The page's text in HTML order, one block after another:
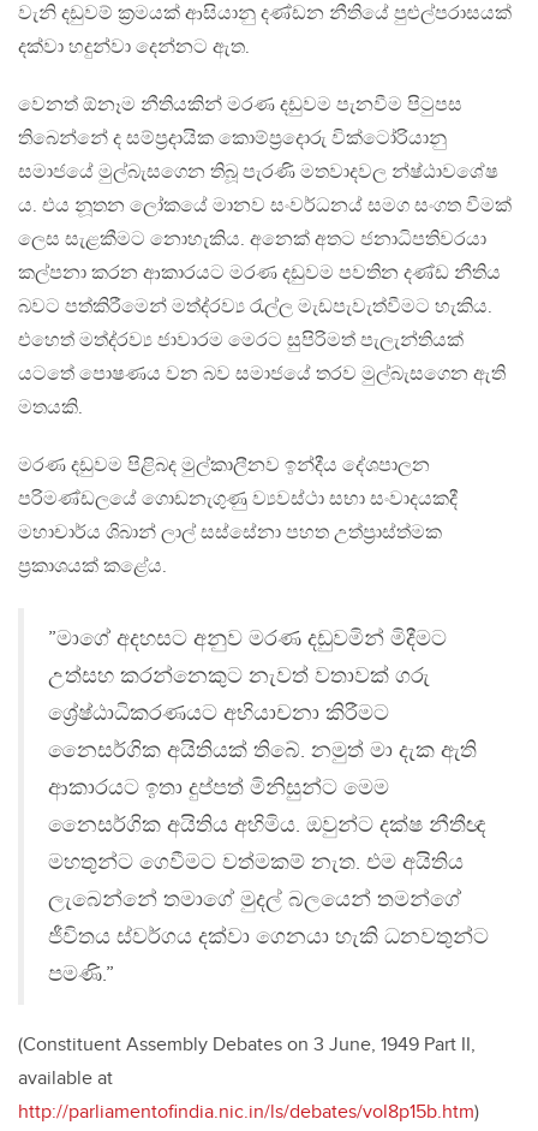
වැනි දඩුවම් ක‍්‍රමයක් ආසියානු දණ්ඩන නීතියේ පුළුල්පරාසයක්
දක්වා හදුන්වා දෙන්නට ඇත.
වෙනත් ඕනෑම නීතියකින් මරණ දඩුවම පැනවීම පිටුපස
තිබෙන්නේ ද සම්ප‍්‍රදායික කොම්ප‍්‍රදොරු වික්ටෝරියානු
සමාජයේ මුල්බැසගෙන තිබූ පැරණි මතවාදවල න්ෂ්ඨාවශේෂ
ය. එය නූතන ලෝකයේ මානව සංවර්ධනය් සමග සංගත වීමක්
ලෙස සැළකීමට නොහැකිය. අනෙක් අතට ජනාධිපතිවරයා
කල්පනා කරන ආකාරයට මරණ දඩුවම පවතින දණ්ඩ නීතිය
බවට පත්කිරීමෙන් මත්ද‍්‍රව්‍ය රැල්ල මැඩපැවැත්වීමට හැකිය.
එහෙත් මත්ද‍්‍රව්‍ය ජාවාරම මෙරට සුපිරිමත් පැලැන්තියක්
යටතේ පොෂණය වන බව සමාජයේ තරව මුල්බැසගෙන ඇති
මතයකි.
මරණ දඩුවම පිළිබද මුල්කාලීනව ඉන්දීය දේශපාලන
පරිමණ්ඩලයේ ගොඩනැගුණු ව්‍යවස්ථා සභා සංවාදයකදී
මහාචාර්ය ශිබාන් ලාල් සස්සේනා පහත උත්ප‍්‍රාස්ත්මක
ප‍්‍රකාශයක් කළේය.
”මාගේ අදහසට අනුව මරණ දඩුවමින් මිදීමට
උත්සහ කරන්නෙකුට නැවත් වතාවක් ගරු
ශ්‍රේෂ්ඨාධිකරණයට අභියාචනා කිරීමට
නෛසර්ගික අයිතියක් තිබේ. නමුත් මා දැක ඇති
ආකාරයට ඉතා දුප්පත් මිනිසුන්ට මෙම
නෛසර්ගික අයිතිය අහිමිය. ඔවුන්ට දක්ෂ නීතීඥ
මහතුන්ට ගෙවීමට වත්මකම් නැත. එම අයිතිය
ලැබෙන්නේ තමාගේ මුදල් බලයෙන් තමන්ගේ
ජීවිතය ස්වර්ගය දක්වා ගෙනයා හැකි ධනවතුන්ට
පමණි.”
(Constituent Assembly Debates on 3 June, 1949 Part II,
available at
http://parliamentofindia.nic.in/ls/debates/vol8p15b.htm)